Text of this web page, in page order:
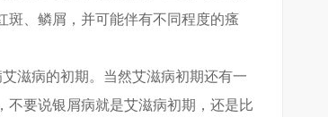
斑、鳞屑，并可能伴有不同程度的瘙
滋病的初期。当然艾滋病初期还有一
不要说银屑病就是艾滋病初期，还是比